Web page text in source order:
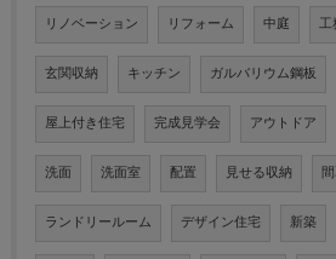
リノベーション リフォーム 中庭 工
玄関収納 キッチン ガルバリウム鋼板
屋上付き住宅 完成見学会 アウトドア
洗面 洗面室 配置 見せる収納
ランドリールーム デザイン住宅 新築